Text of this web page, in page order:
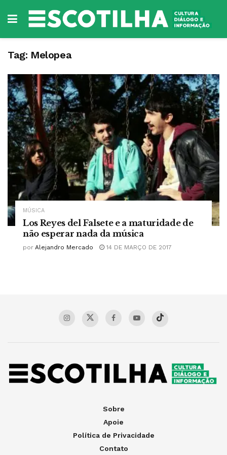
Tag: Melopea
MÚSICA
Los Reyes del Falsete e a maturidade de
não esperar nada da música
por Alejandro Mercado 14 DE MARÇO DE 2017
Sobre
Apoie
Política de Privacidade
Contato